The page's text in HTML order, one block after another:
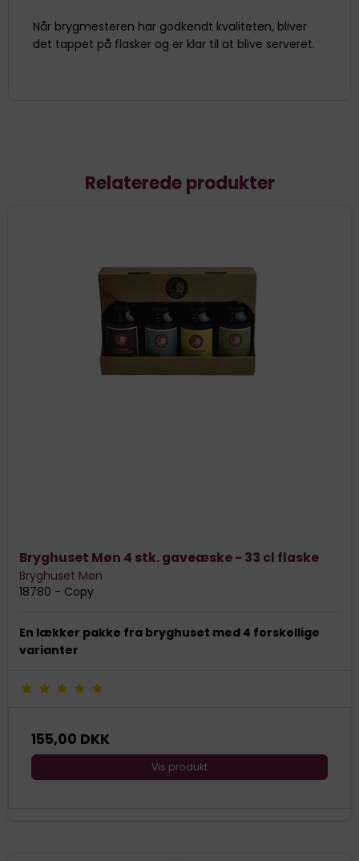
Når brygmesteren har godkendt kvaliteten, bliver
det tappet på flasker og er klar til at blive serveret.
Relaterede produkter
Bryghuset Møn 4 stk. gaveæske - 33 cl flaske
Bryghuset Møn
18780 - Copy
En lækker pakke fra bryghuset med 4 forskellige
varianter
155,00 DKK
Vis produkt